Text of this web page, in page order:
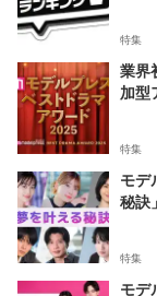
特集
業界
加型
特集
モデ
秘訣」
特集
モデ